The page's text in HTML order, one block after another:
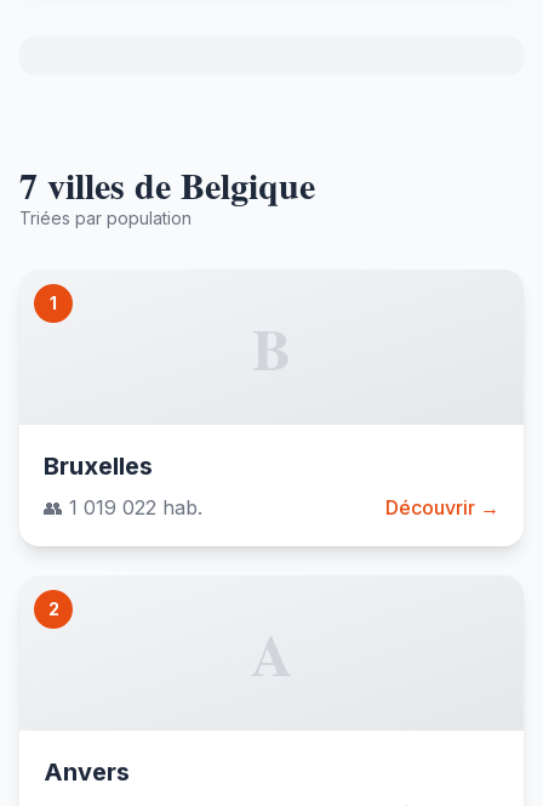
7 villes de Belgique
Triées par population
1
B
Bruxelles
👥 1 019 022 hab. Découvrir →
2
A
Anvers